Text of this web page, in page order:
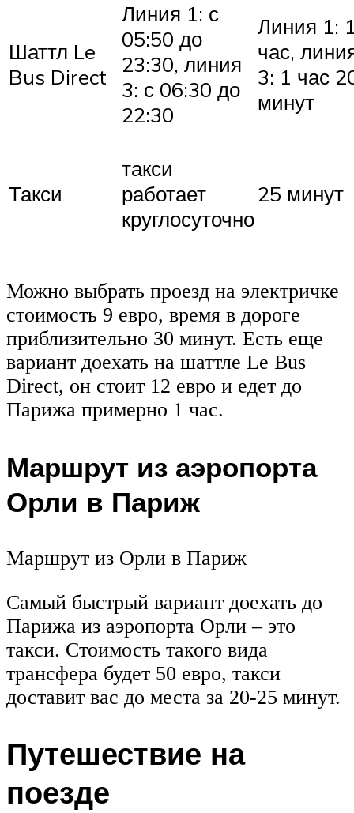
Шаттл Le
Bus Direct
Линия 1: с
05:50 до
23:30, линия
3: с 06:30 до
22:30
Линия 1:
час,
3: 1 час
минут
Такси
такси
работает
круглосуточно
25 минут
Можно выбрать проезд на электричке
стоимость 9 евро, время в дороге
приблизительно 30 минут. Есть еще
вариант доехать на шаттле Le Bus
Direct, он стоит 12 евро и едет до
Парижа примерно 1 час.
Маршрут из аэропорта
Орли в Париж
Маршрут из Орли в Париж
Самый быстрый вариант доехать до
Парижа из аэропорта Орли – это
такси. Стоимость такого вида
трансфера будет 50 евро, такси
доставит вас до места за 20-25 минут.
Путешествие на
поезде